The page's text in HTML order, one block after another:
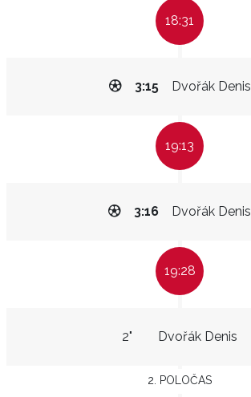
18:31
Dvořák Denis
3:15
19:13
Dvořák Denis
3:16
19:28
Dvořák Denis
2"
2. POLOČAS